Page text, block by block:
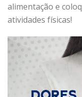
alimentação e
atividades físicas!